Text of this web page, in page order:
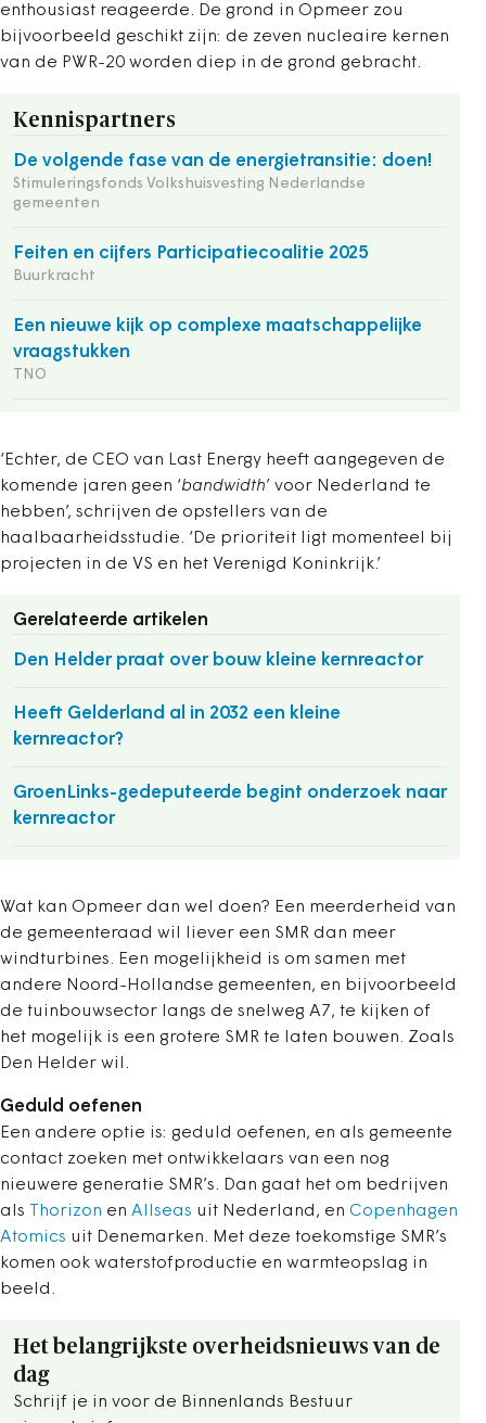
enthousiast reageerde. De grond in Opmeer zou
bijvoorbeeld geschikt zijn: de zeven nucleaire kernen
van de PWR-20 worden diep in de grond gebracht.
Kennispartners
De volgende fase van de energietransitie: doen!
Stimuleringsfonds Volkshuisvesting Nederlandse
gemeenten
Feiten en cijfers Participatiecoalitie 2025
Buurkracht
Een nieuwe kijk op complexe maatschappelijke
vraagstukken
TNO
‘Echter, de CEO van Last Energy heeft aangegeven de
komende jaren geen ‘bandwidth’ voor Nederland te
hebben’, schrijven de opstellers van de
haalbaarheidsstudie. ‘De prioriteit ligt momenteel bij
projecten in de VS en het Verenigd Koninkrijk.’
Gerelateerde artikelen
Den Helder praat over bouw kleine kernreactor
Heeft Gelderland al in 2032 een kleine
kernreactor?
GroenLinks-gedeputeerde begint onderzoek naar
kernreactor
Wat kan Opmeer dan wel doen? Een meerderheid van
de gemeenteraad wil liever een SMR dan meer
windturbines. Een mogelijkheid is om samen met
andere Noord-Hollandse gemeenten, en bijvoorbeeld
de tuinbouwsector langs de snelweg A7, te kijken of
het mogelijk is een grotere SMR te laten bouwen. Zoals
Den Helder wil.
Geduld oefenen
Een andere optie is: geduld oefenen, en als gemeente
contact zoeken met ontwikkelaars van een nog
nieuwere generatie SMR’s. Dan gaat het om bedrijven
als Thorizon en Allseas uit Nederland, en Copenhagen
Atomics uit Denemarken. Met deze toekomstige SMR’s
komen ook waterstofproductie en warmteopslag in
beeld.
Het belangrijkste overheidsnieuws van de
dag
Schrijf je in voor de Binnenlands Bestuur